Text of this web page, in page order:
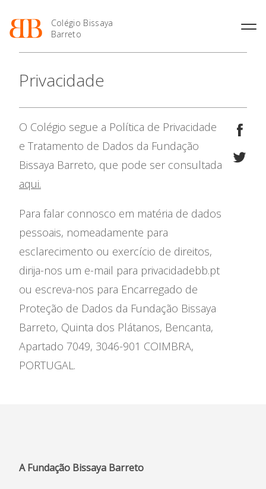
Colégio Bissaya
Barreto
O Colégio
Projeto Educativo
Colaboradores Não
Docentes
Instalações
Ofertas de emprego
Jornal “O Coreto”
Privacidade
Oferta Formativa
Enriquecimento Curricular
Serviços
Sala de Estudo
Atividades de Interrupção
Academia de Línguas
Profissionais
Curso de Técnico de
Termalismo
à Família e à Comunidade
Ofertas de Emprego
Ano Letivo
2027
Portal do Aluno/Encarregado
de Educação
Secretariado de Exames
Admissão
Informações
APEE
Notícias
Privacidade
O Colégio segue a Política de Privacidade
e Tratamento de Dados da Fundação
Bissaya Barreto, que pode ser consultada
aqui.
Para falar connosco em matéria de dados
pessoais, nomeadamente para
esclarecimento ou exercício de direitos,
dirija-nos um e-mail para privacidadebb.pt
ou escreva-nos para Encarregado de
Proteção de Dados da Fundação Bissaya
Barreto, Quinta dos Plátanos, Bencanta,
Apartado 7049, 3046-901 COIMBRA,
PORTUGAL.
A Fundação Bissaya Barreto